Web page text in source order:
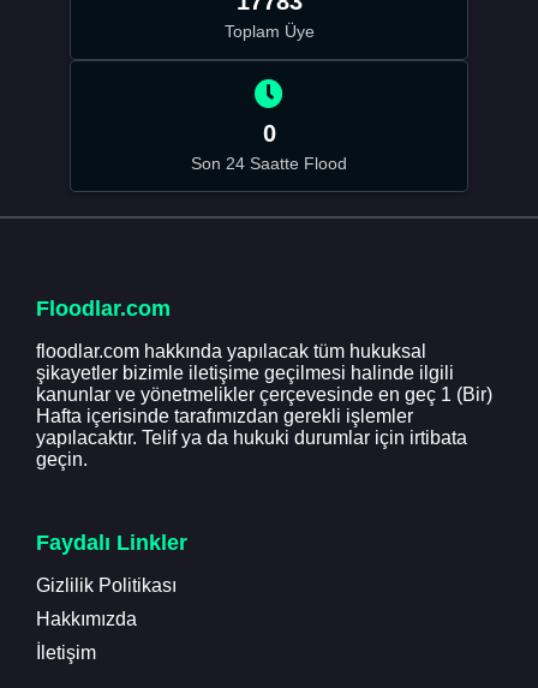
Toplam Üye
0
Son 24 Saatte Flood
Floodlar.com
floodlar.com hakkında yapılacak tüm hukuksal
şikayetler bizimle iletişime geçilmesi halinde ilgili
kanunlar ve yönetmelikler çerçevesinde en geç 1 (Bir)
Hafta içerisinde tarafımızdan gerekli işlemler
yapılacaktır. Telif ya da hukuki durumlar için irtibata
geçin.
Faydalı Linkler
Gizlilik Politikası
Hakkımızda
İletişim